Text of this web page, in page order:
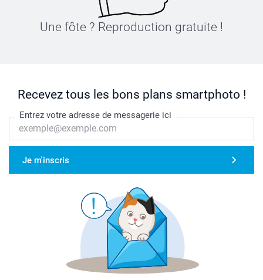
Une fôte ? Reproduction gratuite !
Recevez tous les bons plans smartphoto !
Entrez votre adresse de messagerie ici
Je m'inscris